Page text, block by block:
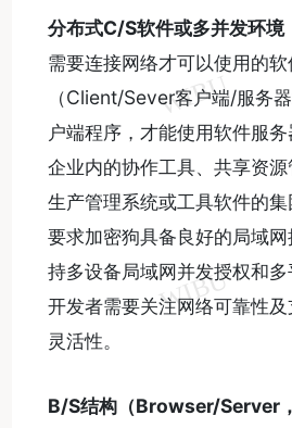
分布式C/S软件或多并发环境
需要连接网络才可以使用的
（Client/Sever客户端/服务
户端程序，才能使用软件服
企业内的协作工具、共享资
生产管理系统或工具软件的
要求加密狗具备良好的局域
持多设备局域网并发授权和
开发者需要关注网络可靠性
灵活性。
B/S结构（Browser/Server